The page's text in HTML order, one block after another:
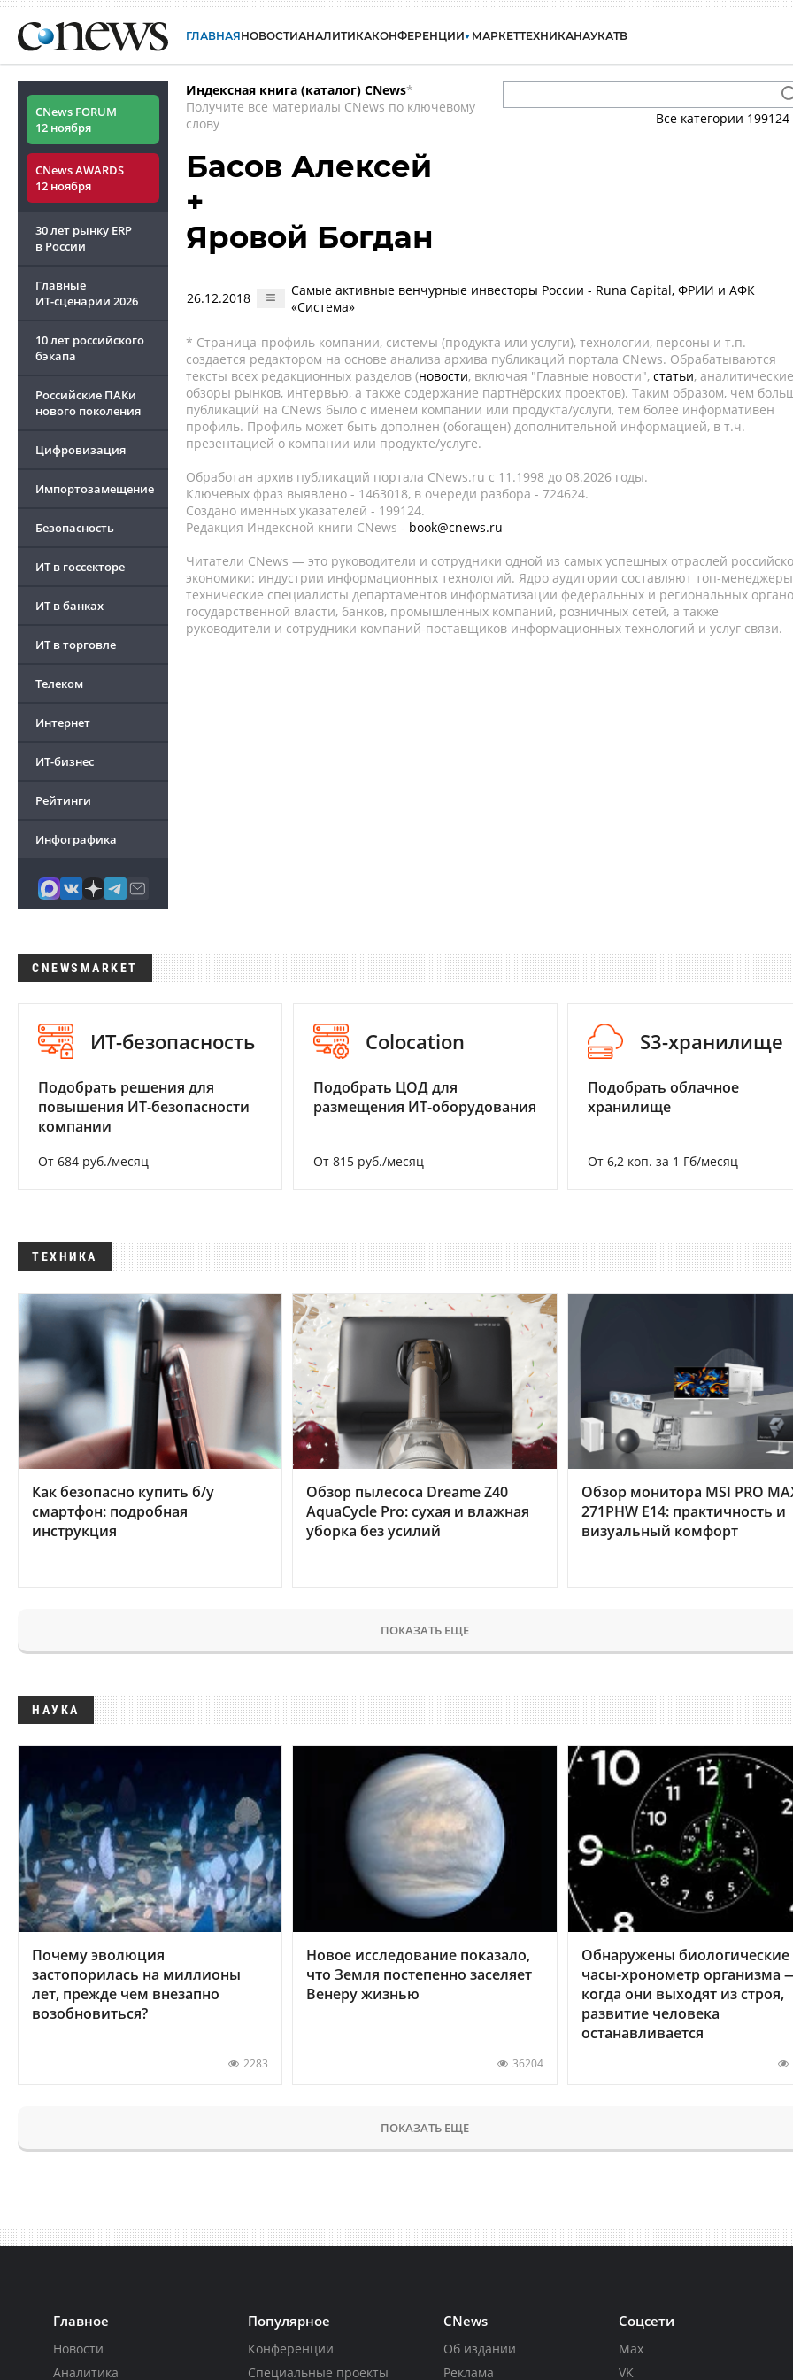
ГЛАВНАЯНОВОСТИАНАЛИТИКАКОНФЕРЕНЦИИ МАРКЕТТЕХНИКАНАУКАТВ
CNews FORUM
12 ноября
CNews AWARDS
12 ноября
30 лет рынку ERP
в России
Главные
ИТ-сценарии 2026
10 лет российского
бэкапа
Российские ПАКи
нового поколения
Цифровизация
Импортозамещение
Безопасность
ИТ в госсекторе
ИТ в банках
ИТ в торговле
Телеком
Интернет
ИТ-бизнес
Рейтинги
Инфографика
Индексная книга (каталог) CNews*
Получите все материалы CNews по ключевому
слову
Все категории 199124
Басов Алексей
+
Яровой Богдан
26.12.2018
Самые активные венчурные инвесторы России - Runa Capital, ФРИИ и АФК
«Система»
* Страница-профиль компании, системы (продукта или услуги), технологии, персоны и т.п.
создается редактором на основе анализа архива публикаций портала CNews. Обрабатываются
тексты всех редакционных разделов (новости, включая "Главные новости", статьи, аналитические
обзоры рынков, интервью, а также содержание партнёрских проектов). Таким образом, чем
публикаций на CNews было с именем компании или продукта/услуги, тем более информативен
профиль. Профиль может быть дополнен (обогащен) дополнительной информацией, в т.ч.
презентацией о компании или продукте/услуге.
Обработан архив публикаций портала CNews.ru c 11.1998 до 08.2026 годы.
Ключевых фраз выявлено - 1463018, в очереди разбора - 724624.
Создано именных указателей - 199124.
Редакция Индексной книги CNews - book@cnews.ru
Читатели CNews — это руководители и сотрудники одной из самых успешных отраслей
экономики: индустрии информационных технологий. Ядро аудитории составляют топ-
технические специалисты департаментов информатизации федеральных и региональных
государственной власти, банков, промышленных компаний, розничных сетей, а также
руководители и сотрудники компаний-поставщиков информационных технологий и услуг связи.
CNEWSMARKET
ИТ-безопасность
Подобрать решения для
повышения ИТ-безопасности
компании
От 684 руб./месяц
Colocation
Подобрать ЦОД для
размещения ИТ-оборудования
От 815 руб./месяц
S3-хранилище
Подобрать облачное
хранилище
От 6,2 коп. за 1 Гб/месяц
ТЕХНИКА
Как безопасно купить б/у
смартфон: подробная
инструкция
Обзор пылесоса Dreame Z40
AquaCycle Pro: сухая и влажная
уборка без усилий
Обзор монитора MSI PRO
271PHW E14: практичность и
визуальный комфорт
ПОКАЗАТЬ ЕЩЕ
НАУКА
Почему эволюция
застопорилась на миллионы
лет, прежде чем внезапно
возобновиться?
2283
Новое исследование показало,
что Земля постепенно заселяет
Венеру жизнью
36204
Обнаружены биологические
часы-хронометр организма
когда они выходят из строя,
развитие человека
останавливается
ПОКАЗАТЬ ЕЩЕ
Главное
Новости
Аналитика
Популярное
Конференции
Специальные проекты
CNews
Об издании
Реклама
Соцсети
Max
VK